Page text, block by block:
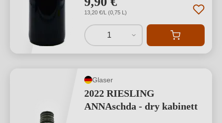
13,20 €/L (0,75 L)
1
Glaser
2022 RIESLING
ANNAschda - dry kabinett